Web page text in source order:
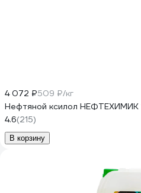
4 072 ₽509 ₽/кг
Нефтяной ксилол
4.6(215)
В корзину